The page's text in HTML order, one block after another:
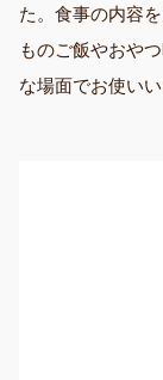
た。食事の内容
ものご飯やおや
な場面でお使いい